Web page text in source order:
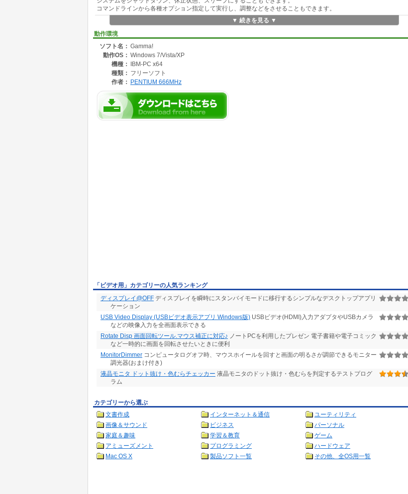
コマンドラインから各種オプション指定して実行し、調整などをさせることもできます。
・Windows7での動作を確認しています。
・32ビット用と64ビット用のプログラムを用意しています。
▼ 続きを見る ▼
動作環境
ソフト名： Gamma!
動作OS： Windows 7/Vista/XP
機種：
IBM-PC x64
種類： フリーソフト
作者： PENTIUM 666MHz
「ビデオ用」カテゴリーの人気ランキング
ディスプレイ@OFF ディスプレイを瞬時にスタンバイモードに移行するシンプルなデスクトップアプリ
ケーション
USB Video Display (USBビデオ表示アプリ Windows版) USBビデオ(HDMI)入力アダプタやUSBカメラ
などの映像入力を全画面表示できる
Rotate Disp 画面回転ツール.マウス補正に対応♪ ノートPCを利用したプレゼン 電子書籍や電子コミック
など一時的に画面を回転させたいときに便利
MonitorDimmer コンピュータログオフ時、マウスホイールを回すと画面の明るさが調節できるモニター
調光器(おまけ付き)
液晶モニタ ドット抜け・色むらチェッカー 液晶モニタのドット抜け・色むらを判定するテストプログ
ラム
カテゴリーから選ぶ
文書作成
インターネット＆通信
ユーティリティ
画像＆サウンド
ビジネス
パーソナル
家庭＆趣味
学習＆教育
ゲーム
アミューズメント
プログラミング
ハードウェア
Mac OS X
製品ソフト一覧 その他、全OS用一覧